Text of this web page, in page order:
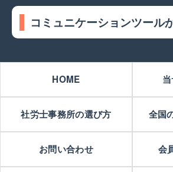
コミュニケーションツール
HOME
社労士事務所の選び方 全国
お問い合わせ 会